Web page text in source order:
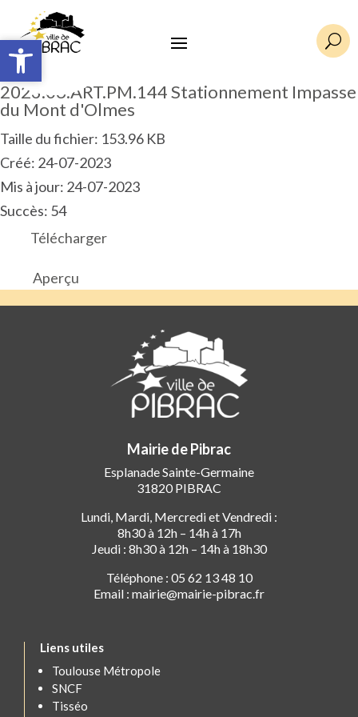
Ouvrir la barre d’outils U
2023.06.ART.PM.144 Stationnement Impasse
du Mont d'Olmes
Taille du fichier: 153.96 KB
Créé: 24-07-2023
Mis à jour: 24-07-2023
Succès: 54
Télécharger
Aperçu
Mairie de Pibrac
Esplanade Sainte-Germaine
31820 PIBRAC
Lundi, Mardi, Mercredi et Vendredi :
8h30 à 12h – 14h à 17h
Jeudi : 8h30 à 12h – 14h à 18h30
Téléphone : 05 62 13 48 10
Email : mairie@mairie-pibrac.fr
Liens utiles
Toulouse Métropole
SNCF
Tisséo
Ouvrir la barre d’outils